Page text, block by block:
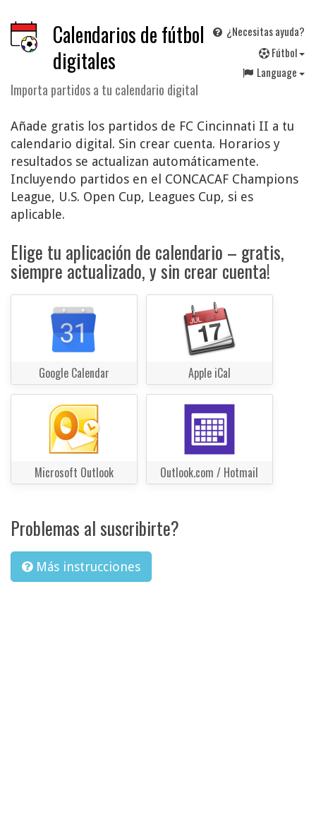
Calendarios de fútbol
digitales
Importa partidos a tu calendario digital
¿Necesitas ayuda?
Fútbol
Language
Añade gratis los partidos de FC Cincinnati II a tu
calendario digital. Sin crear cuenta. Horarios y
resultados se actualizan automáticamente.
Incluyendo partidos en el CONCACAF Champions
League, U.S. Open Cup, Leagues Cup, si es
aplicable.
Elige tu aplicación de calendario – gratis,
siempre actualizado, y sin crear cuenta!
Google Calendar Apple iCal
Microsoft Outlook Outlook.com / Hotmail
Problemas al suscribirte?
Más instrucciones